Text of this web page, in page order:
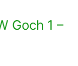
Goch 1 –